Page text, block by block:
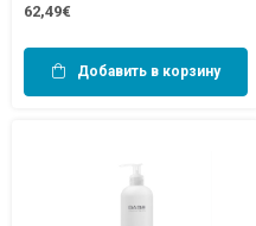
62,49€
Добавить в корзину